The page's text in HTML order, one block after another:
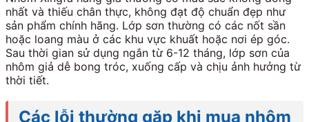
nhất và thiếu chân thực, không đạt độ chuẩn đẹp như
sản phẩm chính hãng. Lớp sơn thường có các nốt sần
hoặc loang màu ở các khu vực khuất hoặc nơi ép góc.
Sau thời gian sử dụng ngắn từ 6-12 tháng, lớp sơn của
nhôm giả dễ bong tróc, xuống cấp và chịu ảnh hưởng từ
thời tiết.
Các lỗi thường gặp khi mua nhôm